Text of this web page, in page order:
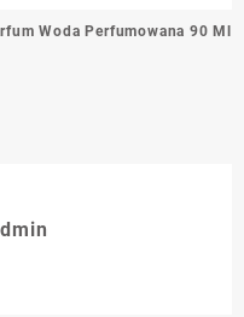
Woda Perfumowana 90 Ml